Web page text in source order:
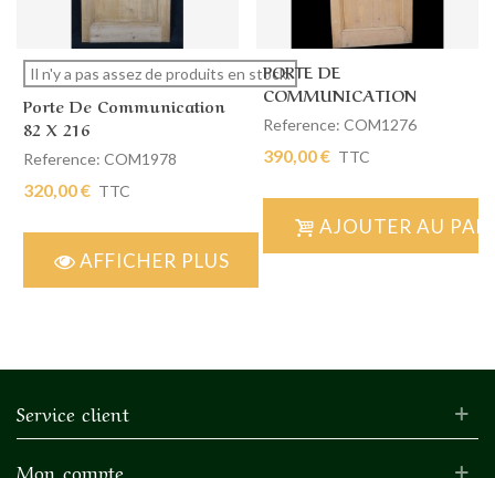
Il n'y a pas assez de produits en stock.
Porte De Communication
82 X 216
Reference: COM1978
320,00 € TTC
AFFICHER PLUS
PORTE DE
COMMUNICATION
SIMPLE 60 X 176
Reference: COM1276
390,00 € TTC
AJOUTER AU
Service client
Mon compte